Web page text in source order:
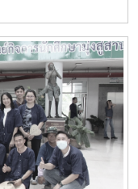
ตศึกษา และคณะ
Ken’ichi Yano
และผู้ช่วยอธิการบดี
ประเทศ
ละหารือแนวทางความ
ตสาหกรรมเกษตร
วีดิทัศน์แนะนำ
วทางการสร้างความ
ลี่ยนนักศึกษาในระดับ